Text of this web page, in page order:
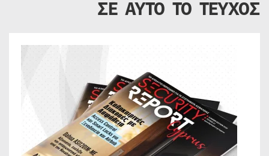
ΣΕ ΑΥΤΟ ΤΟ ΤΕΥΧΟΣ